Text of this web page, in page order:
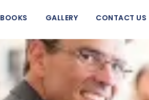
BOOKS GALLERY CONTACT US